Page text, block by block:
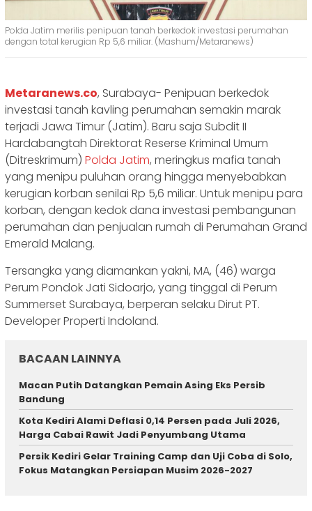
Polda Jatim merilis penipuan tanah berkedok investasi perumahan
dengan total kerugian Rp 5,6 miliar. (Mashum/Metaranews)
Metaranews.co, Surabaya- Penipuan berkedok
investasi tanah kavling perumahan semakin marak
terjadi Jawa Timur (Jatim). Baru saja Subdit II
Hardabangtah Direktorat Reserse Kriminal Umum
(Ditreskrimum) Polda Jatim, meringkus mafia tanah
yang menipu puluhan orang hingga menyebabkan
kerugian korban senilai Rp 5,6 miliar. Untuk menipu para
korban, dengan kedok dana investasi pembangunan
perumahan dan penjualan rumah di Perumahan Grand
Emerald Malang.
Tersangka yang diamankan yakni, MA, (46) warga
Perum Pondok Jati Sidoarjo, yang tinggal di Perum
Summerset Surabaya, berperan selaku Dirut PT.
Developer Properti Indoland.
BACAAN LAINNYA
Macan Putih Datangkan Pemain Asing Eks Persib
Bandung
Kota Kediri Alami Deflasi 0,14 Persen pada Juli 2026,
Harga Cabai Rawit Jadi Penyumbang Utama
Persik Kediri Gelar Training Camp dan Uji Coba di Solo,
Fokus Matangkan Persiapan Musim 2026-2027